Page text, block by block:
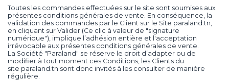
Toutes les commandes effectuées sur le site sont soumises aux
présentes conditions générales de vente. En conséquence, la
validation des commandes par le Client sur le Site paraland.tn,
en cliquant sur Valider (Ce clic à valeur de "signature
numérique"), implique l’adhésion entière et l'acceptation
irrévocable aux présentes conditions générales de vente.
La Société "Paraland" se réserve le droit d’adapter ou de
modifier à tout moment ces Conditions, les Clients du
site paraland.tn sont donc invités à les consulter de manière
régulière.